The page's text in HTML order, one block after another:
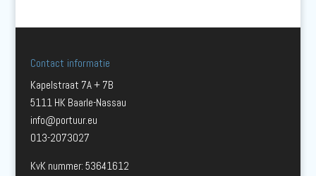
Contact informatie
Kapelstraat 7A + 7B
5111 HK Baarle-Nassau
info@portuur.eu
013-2073027
KvK nummer: 53641612